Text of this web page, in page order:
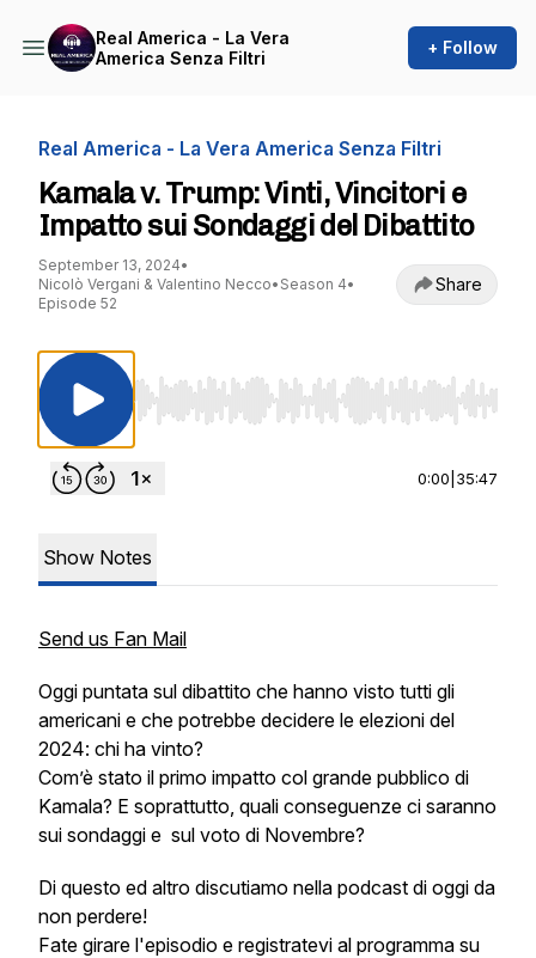
Real America - La Vera
America Senza Filtri
+ Follow
Real America - La Vera America Senza Filtri
Kamala v. Trump: Vinti, Vincitori e
Impatto sui Sondaggi del Dibattito
September 13, 2024•
Nicolò Vergani & Valentino Necco• Season 4•
Episode 52
Share
Use Left/Right to seek, Home/End to jump
0:00 35:47
Show Notes
Send us Fan Mail
Oggi puntata sul dibattito che hanno visto tutti gli
americani e che potrebbe decidere le elezioni del
2024: chi ha vinto?
Com’è stato il primo impatto col grande pubblico di
Kamala? E soprattutto, quali conseguenze ci saranno
sui sondaggi e sul voto di Novembre?
Di questo ed altro discutiamo nella podcast di oggi da
non perdere!
Fate girare l'episodio e registratevi al programma su